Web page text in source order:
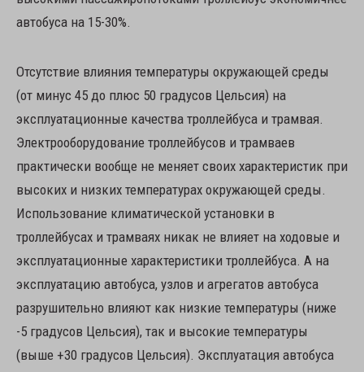
автобуса на 15-30%.
Отсутствие влияния температуры окружающей среды
(от минус 45 до плюс 50 градусов Цельсия) на
эксплуатационные качества троллейбуса и трамвая.
Электрооборудование троллейбусов и трамваев
практически вообще не меняет своих характеристик при
высоких и низких температурах окружающей среды.
Использование климатической установки в
троллейбусах и трамваях никак не влияет на ходовые и
эксплуатационные характеристики троллейбуса. А на
эксплуатацию автобуса, узлов и агрегатов автобуса
разрушительно влияют как низкие температуры (ниже
-5 градусов Цельсия), так и высокие температуры
(выше +30 градусов Цельсия). Эксплуатация автобуса